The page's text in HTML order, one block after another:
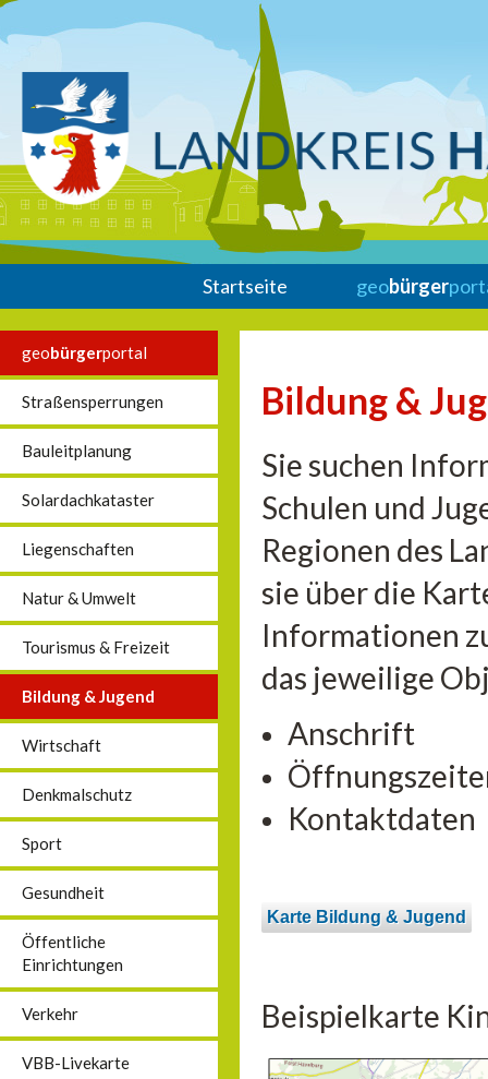
Startseite geobürger
geobürgerportal
Straßensperrungen
Bauleitplanung
Solardachkataster
Liegenschaften
Natur & Umwelt
Tourismus & Freizeit
Bildung & Jugend
Wirtschaft
Denkmalschutz
Sport
Gesundheit
Öffentliche
Einrichtungen
Verkehr
VBB-Livekarte
Bildung &
Sie suchen
Schulen und
Regionen des
sie über die
Informationen
das jeweilige
Anschrift
Kontaktdaten
Karte Bildung & Jugend
Beispielkarte